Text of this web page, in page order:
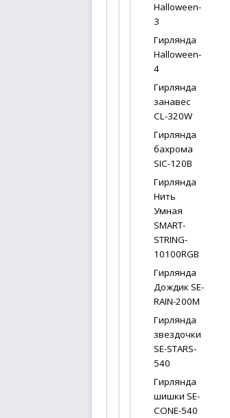
Halloween-
3
Гирлянда
Halloween-
4
Гирлянда
занавес
CL-320W
Гирлянда
бахрома
SIC-120B
Гирлянда
Нить
Умная
SMART-
STRING-
10100RGB
Гирлянда
Дождик SE-
RAIN-200M
Гирлянда
звездочки
SE-STARS-
540
Гирлянда
шишки SE-
CONE-540